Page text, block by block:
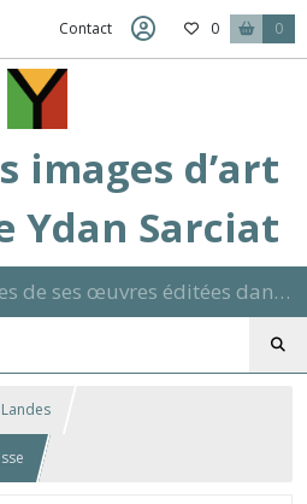
Contact 0 0
images d’art
Ydan Sarciat
Reproductions et affiches de ses œuvres éditées dans son atelier sur papier ou toile dans différents formats et signées manuscrite
Landes